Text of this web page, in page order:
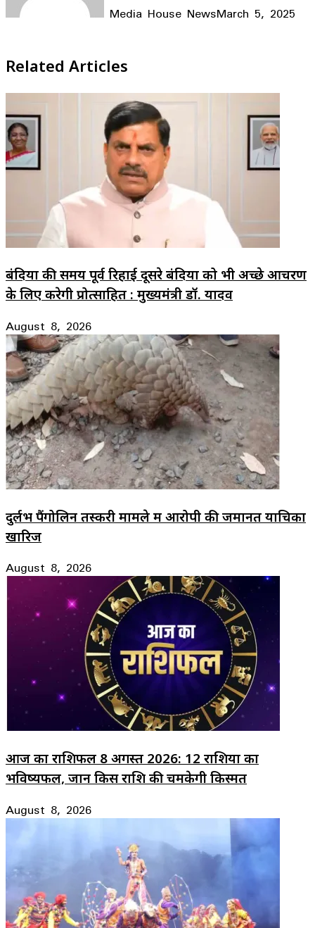
Media House NewsMarch 5, 2025
Related Articles
बंदियों की समय पूर्व रिहाई दूसरे बंदियों को भी अच्छे आचरण
के लिए करेगी प्रोत्साहित : मुख्यमंत्री डॉ. यादव
August 8, 2026
दुर्लभ पैंगोलिन तस्करी मामले में आरोपी की जमानत याचिका
खारिज
August 8, 2026
आज का राशिफल 8 अगस्त 2026: 12 राशियों का
भविष्यफल, जानें किस राशि की चमकेगी किस्मत
August 8, 2026